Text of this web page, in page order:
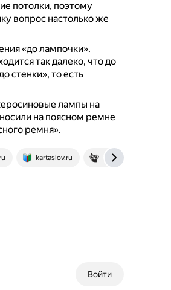
потолки, поэтому
вопрос настолько же
«до лампочки».
так далеко, что до
стенки», то есть
лампы на
на поясном ремне
ремня».
kartaslov.ru gufo.me
Войти